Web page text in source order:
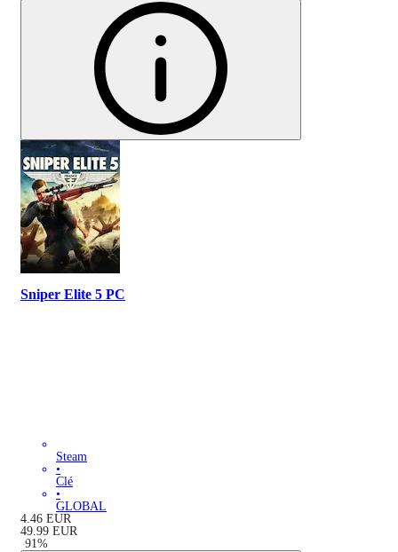
Sniper Elite 5 PC
Steam
•
Clé
•
GLOBAL
4.46 EUR
49.99 EUR
-91%